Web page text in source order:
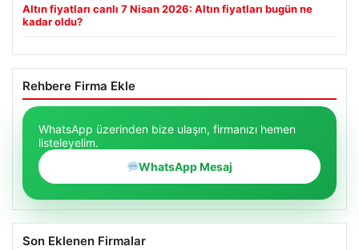
Altın fiyatları canlı 7 Nisan 2026: Altın fiyatları bugün ne
kadar oldu?
Rehbere Firma Ekle
WhatsApp üzerinden bize ulaşın, firmanızı hemen
listeleyelim.
WhatsApp Mesaj
Son Eklenen Firmalar